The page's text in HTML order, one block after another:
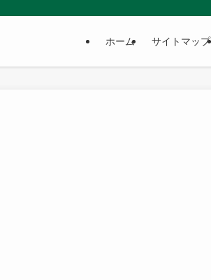
ホーム サイトマップ